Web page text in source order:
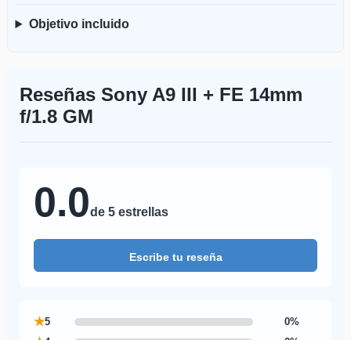
Objetivo incluido
Reseñas Sony A9 III + FE 14mm
f/1.8 GM
0.0de 5 estrellas
Escribe tu reseña
★5 0%